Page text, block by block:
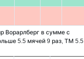
Ворарлберг в сумме с
5.5 мячей 9 раз, ТМ 5.5